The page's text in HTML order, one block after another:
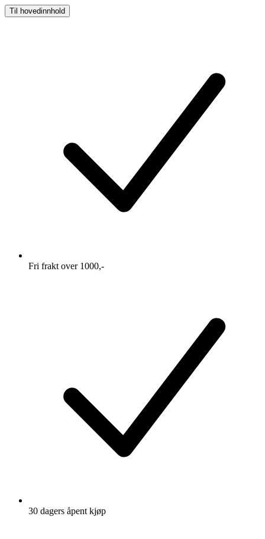
Til hovedinnhold
Fri frakt over 1000,-
30 dagers åpent kjøp